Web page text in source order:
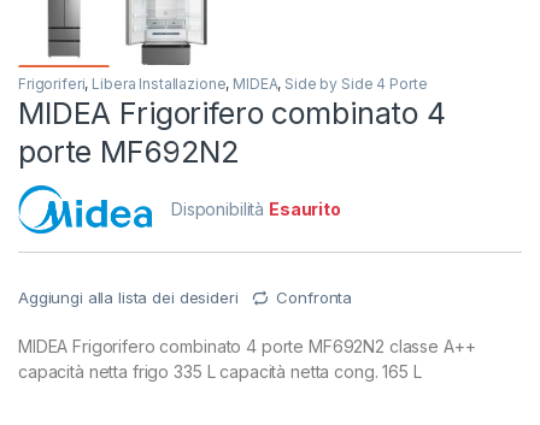
Frigoriferi, Libera Installazione, MIDEA, Side by Side 4 Porte
MIDEA Frigorifero combinato 4
porte MF692N2
Disponibilità Esaurito
Aggiungi alla lista dei desideri Confronta
MIDEA Frigorifero combinato 4 porte MF692N2 classe A++
capacità netta frigo 335 L capacità netta cong. 165 L